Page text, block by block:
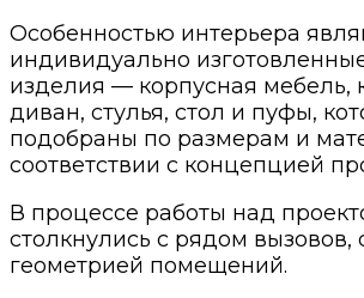
Особенностью интерьера
индивидуально
изделия — корпусная мебель,
диван, стулья, стол и пуфы,
подобраны по размерам и
соответствии с концепцией
В процессе работы над
столкнулись с рядом вызовов,
геометрией помещений.